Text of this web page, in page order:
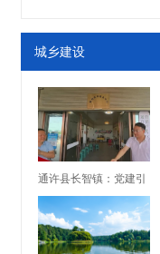
城乡建设
通许县长智镇：党建引